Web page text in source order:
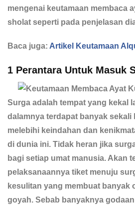
mengenai keutamaan membaca
sholat seperti pada penjelasan
Baca juga: Artikel Keutamaan
1 Perantara Untuk Masuk
Surga adalah tempat yang kekal
dalamnya terdapat banyak sekali
melebihi keindahan dan
di dunia ini. Tidak heran jika
bagi setiap umat manusia. Akan
pelaksanaannya tiket menuju
kesulitan yang membuat banyak
goyah. Sebab banyaknya